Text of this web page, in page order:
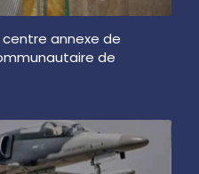
centre annexe de
de